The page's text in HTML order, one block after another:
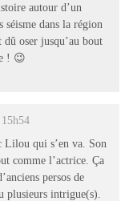
autour d’un
dans la région
oser jusqu’au bout
! 😉
Lilou qui s’en va. Son
comme l’actrice. Ça
persos de
plusieurs intrigue(s).